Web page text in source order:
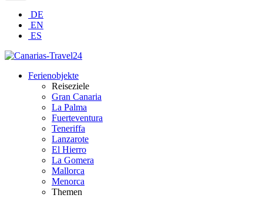
DE
EN
ES
Ferienobjekte
Reiseziele
Gran Canaria
La Palma
Fuerteventura
Teneriffa
Lanzarote
El Hierro
La Gomera
Mallorca
Menorca
Themen